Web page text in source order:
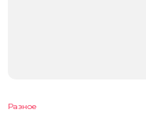
Разное